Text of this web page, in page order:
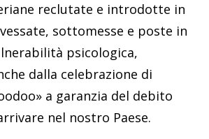
reclutate e introdotte in
sottomesse e poste in
psicologica,
dalla celebrazione di
a garanzia del debito
nel nostro Paese.